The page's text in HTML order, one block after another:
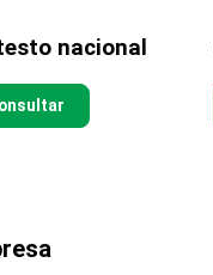
nacional